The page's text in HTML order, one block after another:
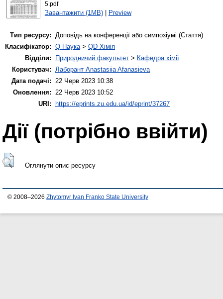
5.pdf
Завантажити (1MB)| Preview
Тип ресурсу: Доповідь на конференції або симпозіумі (Стаття)
Класифікатор: Q Наука> QD Хімія
Відділи:
Природничий факультет > Кафедра хімії
Користувач: Лаборант Anastasiia Afanasieva
Дата подачі: 22 Черв 2023 10:38
Оновлення: 22 Черв 2023 10:52
URI:
https://eprints.zu.edu.ua/id/eprint/37267
Дії ​​(потрібно ввійти)
Оглянути опис ресурсу
© 2008–2026 Zhytomyr Ivan Franko State University